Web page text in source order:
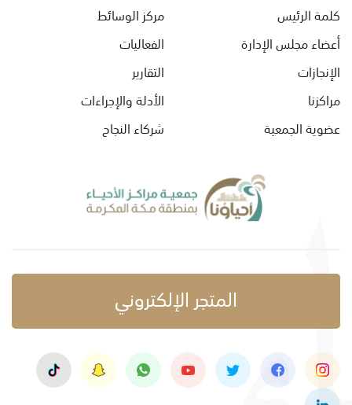
كلمة الرئيس
أعضاء مجلس الإدارة
الإنجازات
مراكزنا
عضوية الجمعية
مركز الوسائط
الفعاليات
التقارير
الأدلة والإجراءات
شركاء النجاح
المتجر الإلكتروني